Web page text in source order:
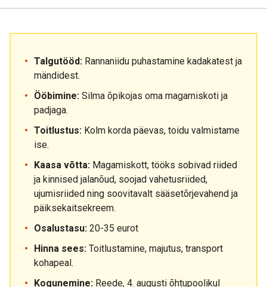
Talgutööd: Rannaniidu puhastamine kadakatest ja
mändidest.
Ööbimine: Silma õpikojas oma magamiskoti ja
padjaga.
Toitlustus: Kolm korda päevas, toidu valmistame
ise.
Kaasa võtta: Magamiskott, tööks sobivad riided
ja kinnised jalanõud, soojad vahetusriided,
ujumisriided ning soovitavalt sääsetõrjevahend ja
päiksekaitsekreem.
Osalustasu: 20-35 eurot
Hinna sees: Toitlustamine, majutus, transport
kohapeal.
Kogunemine: Reede, 4. augusti õhtupoolikul